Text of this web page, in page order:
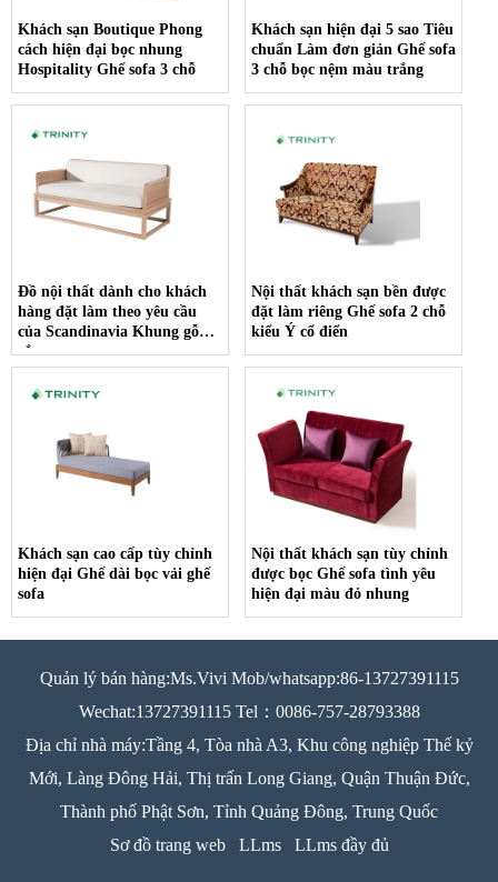
Khách sạn Boutique Phong
cách hiện đại bọc nhung
Hospitality Ghế sofa 3 chỗ
Khách sạn hiện đại 5 sao Tiêu
chuẩn Làm đơn giản Ghế sofa
3 chỗ bọc nệm màu trắng
Đồ nội thất dành cho khách
hàng đặt làm theo yêu cầu
của Scandinavia Khung gỗ
rắn
Nội thất khách sạn bền được
đặt làm riêng Ghế sofa 2 chỗ
kiểu Ý cổ điển
Khách sạn cao cấp tùy chỉnh
hiện đại Ghế dài bọc vải ghế
sofa
Nội thất khách sạn tùy chỉnh
được bọc Ghế sofa tình yêu
hiện đại màu đỏ nhung
Quản lý bán hàng:Ms.Vivi Mob/whatsapp:86-13727391115
Wechat:13727391115 Tel：0086-757-28793388
Địa chỉ nhà máy:Tầng 4, Tòa nhà A3, Khu công nghiệp Thế kỷ
Mới, Làng Đông Hải, Thị trấn Long Giang, Quận Thuận Đức,
Thành phố Phật Sơn, Tỉnh Quảng Đông, Trung Quốc
Sơ đồ trang web
LLms LLms đầy đủ